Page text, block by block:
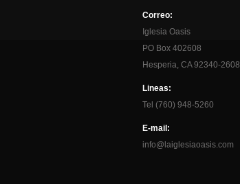
Correo:
Iglesia Oasis
PO Box 402608
Hesperia, CA 92340-2608
Lineas:
Tel (760) 948-5260
E-mail:
info@laiglesiaoasis.com